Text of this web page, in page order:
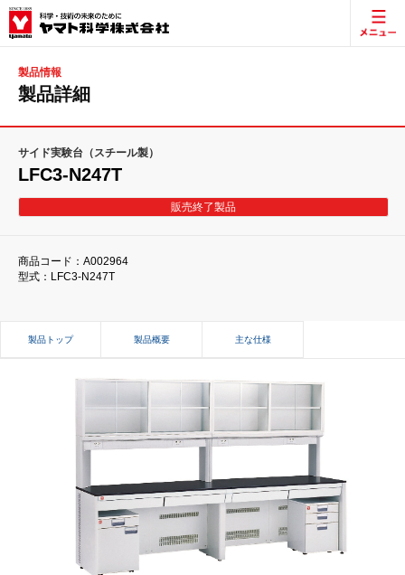
製品情報
製品詳細
サイド実験台（スチール製）
LFC3-N247T
販売終了製品
商品コード：A002964
型式：LFC3-N247T
製品トップ 製品概要 主な仕様